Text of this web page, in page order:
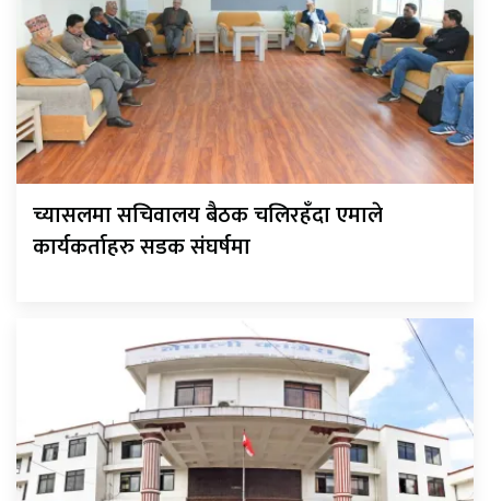
च्यासलमा सचिवालय बैठक चलिरहँदा एमाले
कार्यकर्ताहरु सडक संघर्षमा